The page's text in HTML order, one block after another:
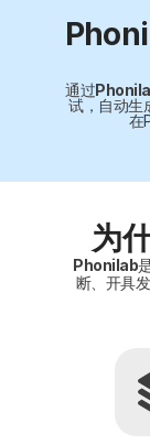
通过
试，自动生
在
为
Phonilab
断、开具